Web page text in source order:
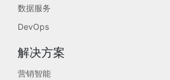
数据服务
DevOps
解决方案
营销智能